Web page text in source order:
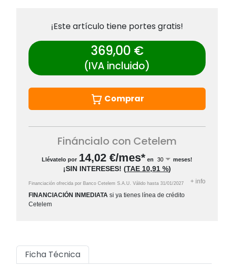
¡Este artículo tiene portes gratis!
369,00 €
(IVA incluido)
Comprar
Fináncialo con Cetelem
Llévatelo por 14,02 €/mes* en meses!
¡SIN INTERESES! (TAE 10,91 %)
Financiación ofrecida por Banco Cetelem S.A.U. Válido hasta 31/01/2027 + info
FINANCIACIÓN INMEDIATA si ya tienes línea de crédito
Cetelem
Ficha Técnica